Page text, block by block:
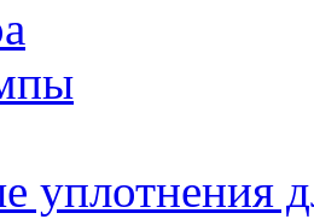
уплотнения